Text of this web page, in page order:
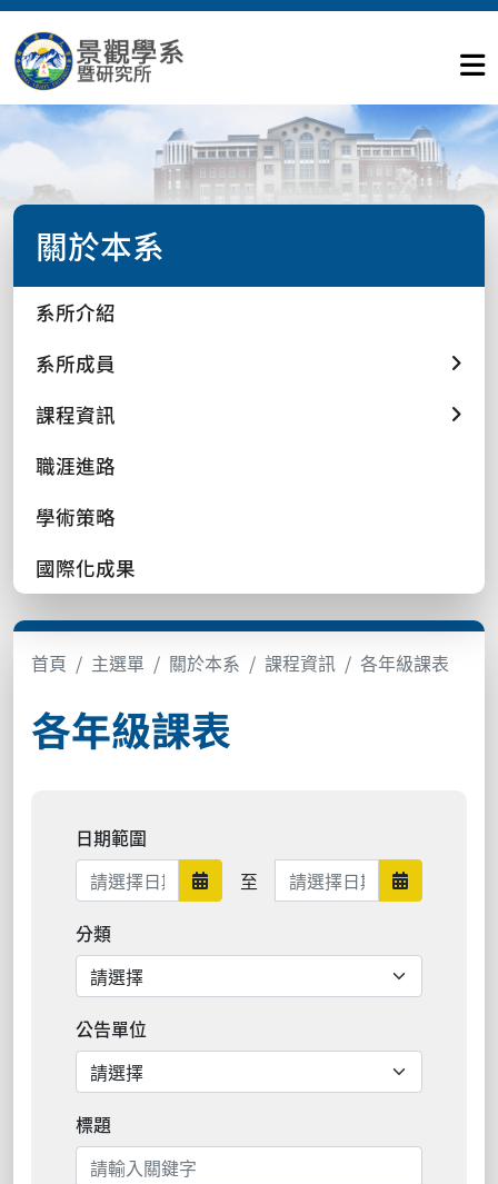
關於本系
系所介紹
系所成員
課程資訊
職涯進路
學術策略
國際化成果
首頁 主選單 關於本系 課程資訊 各年級課表
各年級課表
日期範圍
日期範圍開始
至 日期範圍結束 日期範圍
分類
公告單位
標題